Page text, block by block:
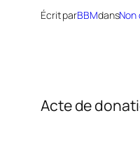
Écrit parBBMdansNon
Acte de